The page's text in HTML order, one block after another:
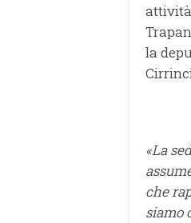
attività
la
«La
che
siamo